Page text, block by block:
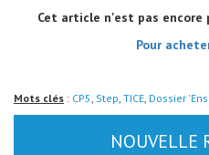
Cet article n'est pas encore
Pour
Mots clés : CP5, Step, TICE, Dossier
NOUVELLE